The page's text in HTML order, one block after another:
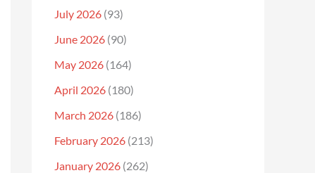
July 2026 (93)
June 2026 (90)
May 2026 (164)
April 2026 (180)
March 2026 (186)
February 2026 (213)
January 2026 (262)